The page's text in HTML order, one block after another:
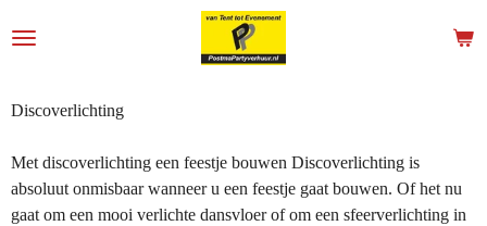
direct
de
Discoverlichting
Met discoverlichting een feestje bouwen Discoverlichting is
absoluut onmisbaar wanneer u een feestje gaat bouwen. Of het nu
gaat om een mooi verlichte dansvloer of om een sfeerverlichting in